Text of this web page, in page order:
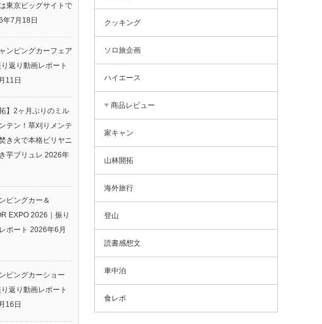
東京ビッグサイトで
年7月18日
ンピングカーフェア
返り動画レポート
11日
拓】2ヶ月ぶりのミル
テン！草刈りメンテ
き火で本格ビリヤニ
芋ブリュレ 2026年
ピングカー＆
EXPO 2026｜振り
ポート 2026年6月
ピングカーショー
返り動画レポート
16日
クッキング
ソロ旅企画
ハイエース
商品レビュー
家キャン
山林開拓
海外旅行
登山
読書感想文
車中泊
食レポ